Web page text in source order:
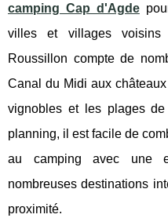
camping Cap d'Agde
villes et villages
Roussillon compte de
Canal du Midi aux
vignobles et les plages
planning, il est facile de
au camping avec une
nombreuses destinations
proximité.